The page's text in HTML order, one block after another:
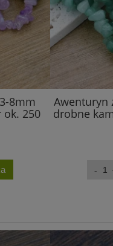
8mm
ok. 250
Awenturyn
drobne